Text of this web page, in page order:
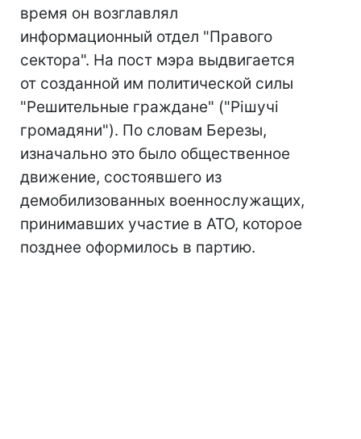
время он возглавлял
информационный отдел "Правого
сектора". На пост мэра выдвигается
от созданной им политической силы
"Решительные граждане" ("Рішучі
громадяни"). По словам Березы,
изначально это было общественное
движение, состоявшего из
демобилизованных военнослужащих,
принимавших участие в АТО, которое
позднее оформилось в партию.